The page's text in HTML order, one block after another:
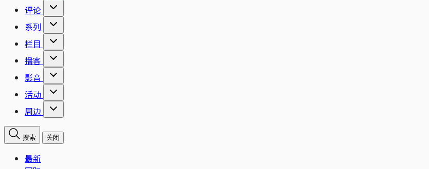
评论
系列
栏目
播客
影音
活动
周边
搜索 关闭
最新